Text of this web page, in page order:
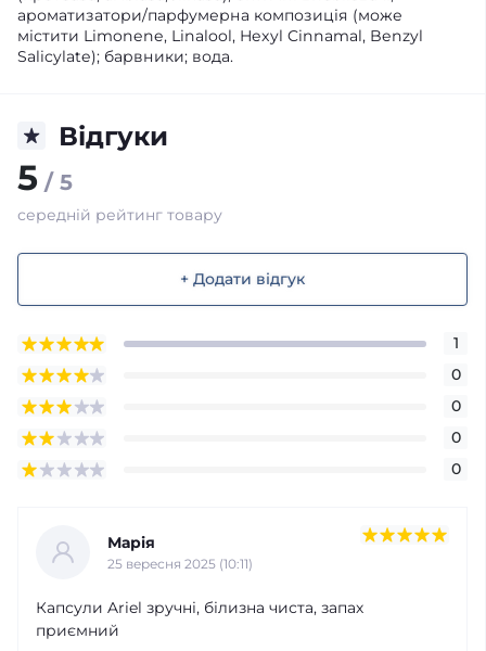
ароматизатори/парфумерна композиція (може
містити Limonene, Linalool, Hexyl Cinnamal, Benzyl
Salicylate); барвники; вода.
Відгуки
5 / 5
середній рейтинг товару
+ Додати відгук
1
0
0
0
0
Марія
25 вересня 2025 (10:11)
Капсули Ariel зручні, білизна чиста, запах
приємний